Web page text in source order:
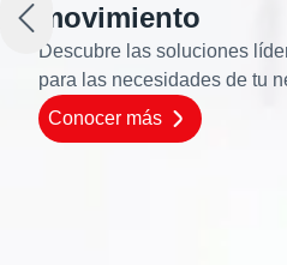
movimiento
Descubre las soluciones
para las necesidades de tu
Conocer más